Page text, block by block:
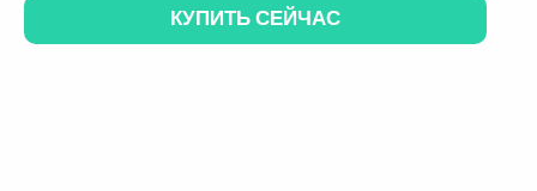
КУПИТЬ СЕЙЧАС